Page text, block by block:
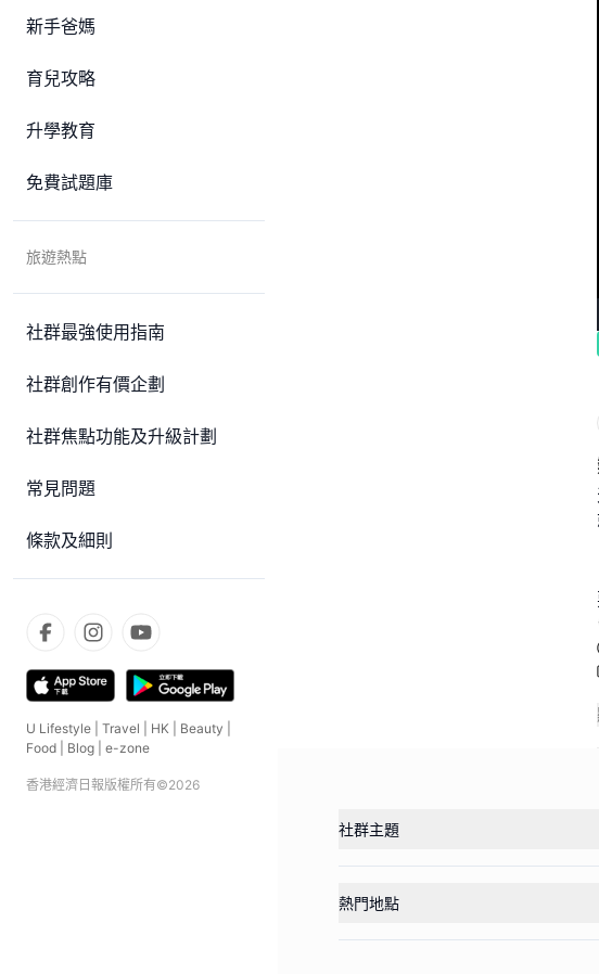
新手爸媽
育兒攻略
升學教育
免費試題庫
旅遊熱點
社群最強使用指南
社群創作有價企劃
社群焦點功能及升級計劃
常見問題
條款及細則
U Lifestyle Travel HK Beauty
Food
Blog e-zone
香港經濟日報版權所有©2026
社群主題
熱門地點